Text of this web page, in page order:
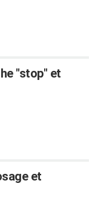
"stop" et
et